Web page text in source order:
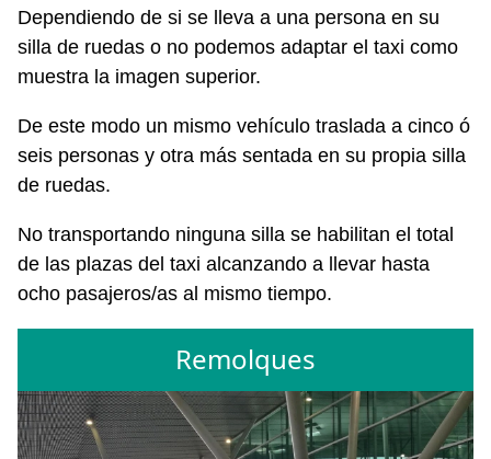
Dependiendo de si se lleva a una persona en su
silla de ruedas o no podemos adaptar el taxi como
muestra la imagen superior.
De este modo un mismo vehículo traslada a cinco ó
seis personas y otra más sentada en su propia silla
de ruedas.
No transportando ninguna silla se habilitan el total
de las plazas del taxi alcanzando a llevar hasta
ocho pasajeros/as al mismo tiempo.
Remolques